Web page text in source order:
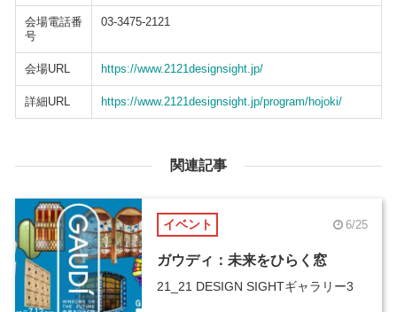
会場電話番
号
03-3475-2121
会場URL https://www.2121designsight.jp/
詳細URL https://www.2121designsight.jp/program/hojoki/
関連記事
イベント 6/25
ガウディ：未来をひらく窓
21_21 DESIGN SIGHTギャラリー3